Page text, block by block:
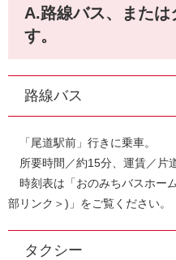
A.路線バス、また
す。
路線バス
「尾道駅前」行きに乗車。
所要時間／約15分、運賃／片
時刻表は「おのみちバスホー
部リンク＞)」をご覧ください。
タクシー